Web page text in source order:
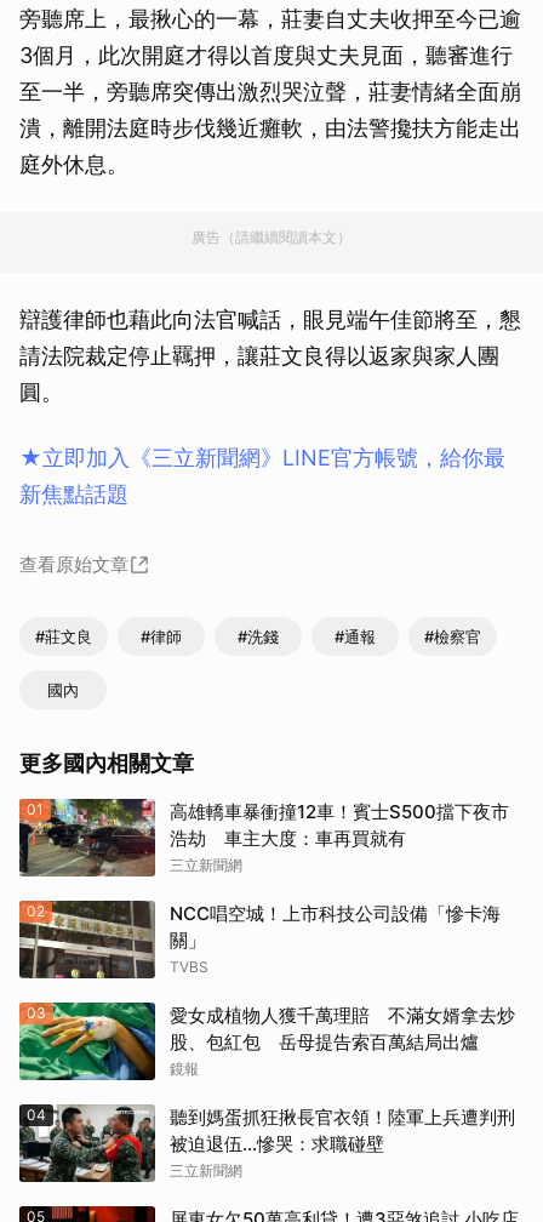
旁聽席上，最揪心的一幕，莊妻自丈夫收押至今已逾
3個月，此次開庭才得以首度與丈夫見面，聽審進行
至一半，旁聽席突傳出激烈哭泣聲，莊妻情緒全面崩
潰，離開法庭時步伐幾近癱軟，由法警攙扶方能走出
庭外休息。
廣告（請繼續閱讀本文）
辯護律師也藉此向法官喊話，眼見端午佳節將至，懇
請法院裁定停止羈押，讓莊文良得以返家與家人團
圓。
★立即加入《三立新聞網》LINE官方帳號，給你最
新焦點話題
查看原始文章
#莊文良 #律師 #洗錢 #通報 #檢察官
國內
更多國內相關文章
01
高雄轎車暴衝撞12車！賓士S500擋下夜市
浩劫 車主大度：車再買就有
三立新聞網
02
NCC唱空城！上市科技公司設備「慘卡海
關」
TVBS
03
愛女成植物人獲千萬理賠 不滿女婿拿去炒
股、包紅包 岳母提告索百萬結局出爐
鏡報
04
聽到媽蛋抓狂揪長官衣領！陸軍上兵遭判刑
被迫退伍…慘哭：求職碰壁
三立新聞網
05